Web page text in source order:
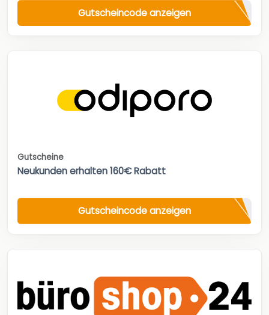
Gutscheincode anzeigen
Gutscheine
Neukunden erhalten 160€ Rabatt
Gutscheincode anzeigen